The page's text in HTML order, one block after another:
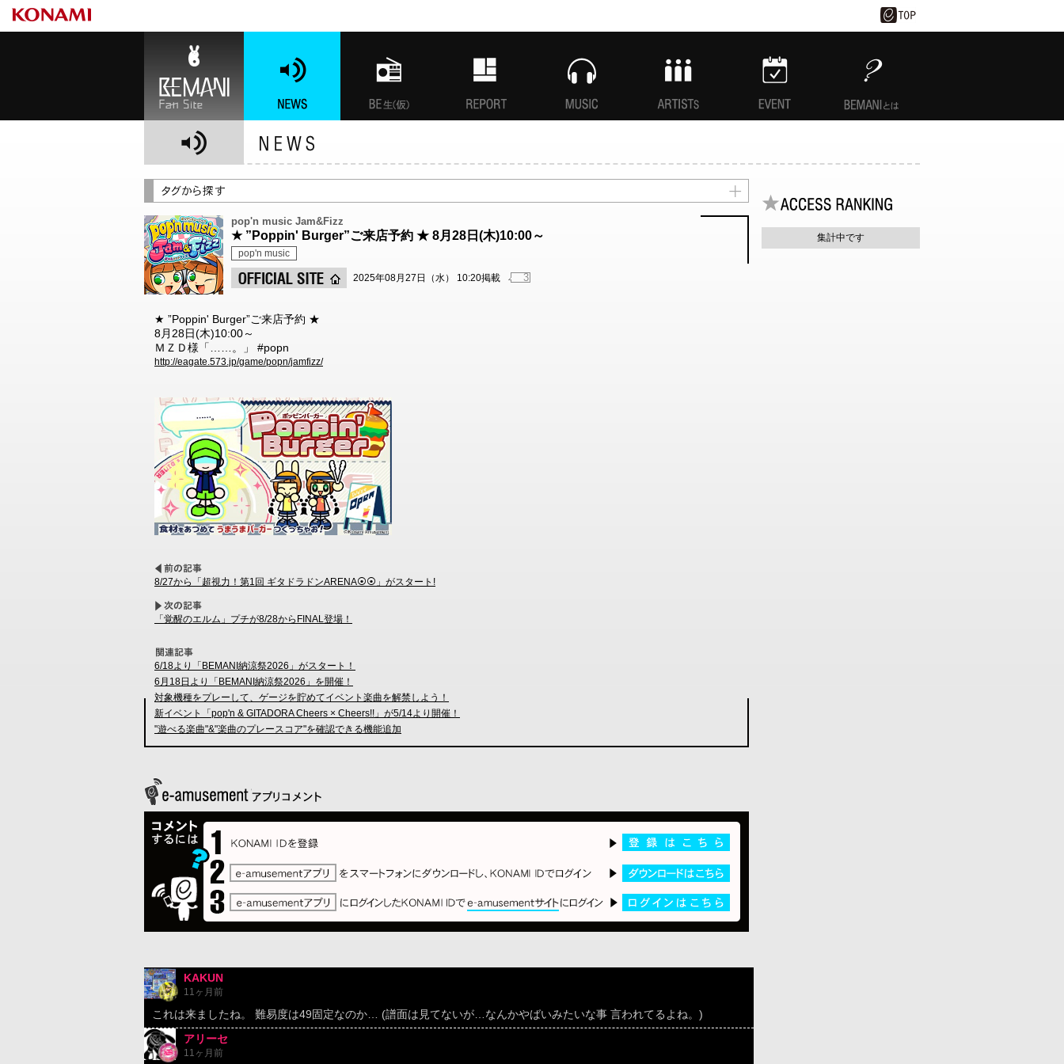
pop'n music Jam&Fizz
★ ”Poppin' Burger”ご来店予約 ★ 8月28日(木)10:00～
pop'n music
2025年08月27日（水） 10:20掲載 3
★ ”Poppin' Burger”ご来店予約 ★
8月28日(木)10:00～
ＭＺＤ様「……。」 #popn
http://eagate.573.jp/game/popn/jamfizz/
8/27から「超視力！第1回 ギタドラドンARENA⦿⦿」がスタート!
「覚醒のエルム」プチが8/28からFINAL登場！
6/18より「BEMANI納涼祭2026」がスタート！
6月18日より「BEMANI納涼祭2026」を開催！
対象機種をプレーして、ゲージを貯めてイベント楽曲を解禁しよう！
新イベント「pop'n & GITADORA Cheers × Cheers!!」が5/14より開催！
"遊べる楽曲"&"楽曲のプレースコア"を確認できる機能追加
KAKUN
11ヶ月前
これは来ましたね。 難易度は49固定なのか… (譜面は見てないが…なんかやばいみたいな事 言われてるよね。)
アリーセ
11ヶ月前
集計中です